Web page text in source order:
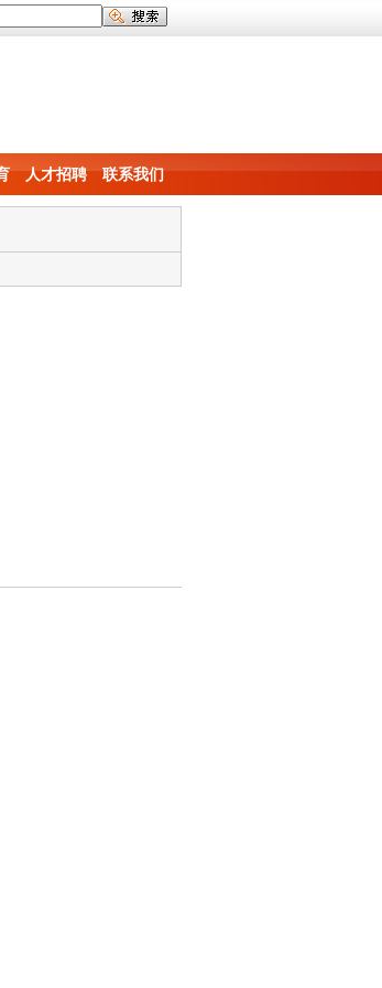
人才招聘 联系我们